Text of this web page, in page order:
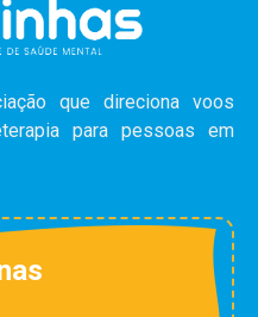
que direciona voos
para pessoas em